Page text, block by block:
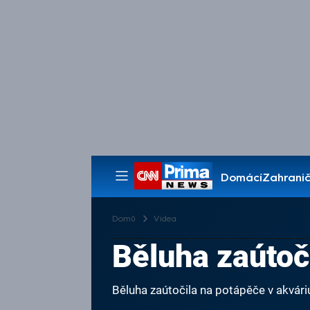
Domácí
Pořady
Domů Videa
Běluha
Běluha zaútočila na potápěče v